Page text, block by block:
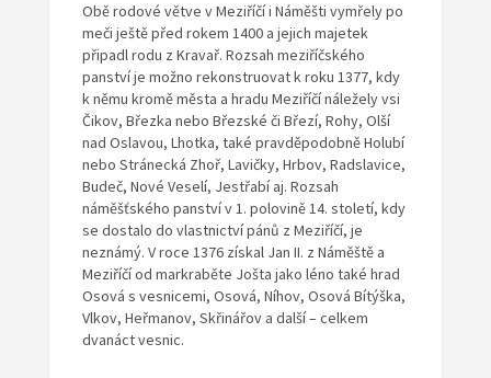
Obě rodové větve v Meziříčí i Náměšti vymřely po
meči ještě před rokem 1400 a jejich majetek
připadl rodu z Kravař. Rozsah meziříčského
panství je možno rekonstruovat k roku 1377, kdy
k němu kromě města a hradu Meziříčí náležely vsi
Čikov, Březka nebo Březské či Březí, Rohy, Olší
nad Oslavou, Lhotka, také pravděpodobně Holubí
nebo Stránecká Zhoř, Lavičky, Hrbov, Radslavice,
Budeč, Nové Veselí, Jestřabí aj. Rozsah
náměšťského panství v 1. polovině 14. století, kdy
se dostalo do vlastnictví pánů z Meziříčí, je
neznámý. V roce 1376 získal Jan II. z Náměště a
Meziříčí od markraběte Jošta jako léno také hrad
Osová s vesnicemi, Osová, Níhov, Osová Bítýška,
Vlkov, Heřmanov, Skřinářov a další – celkem
dvanáct vesnic.